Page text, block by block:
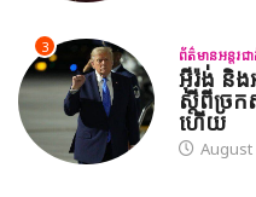
3 ព័ត៌មានអន្តរជ
អ៊ីរ៉ង់ និង
ស្តីពីច្រ
ហើយ
August